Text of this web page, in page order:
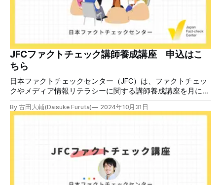
JFCファクトチェック講師養成講座 申込はこ
ちら
日本ファクトチェックセンター（JFC）は、ファクトチェッ
クやメディア情報リテラシーに関する講師養成講座を月に1
認定バッジと教室や職場などで利用可能な教材を提供しま
ファクトチェックセンター（JFC）による講師養成講座で
す。 講師養成講座（オンラインで90分）を受講いただいた
後、修了課題を提出された方には、教室や職場などで利用可
能な教材の提... powered by Peatix : More than a
By 古田大輔(Daisuke Furuta) 2024年10月31日